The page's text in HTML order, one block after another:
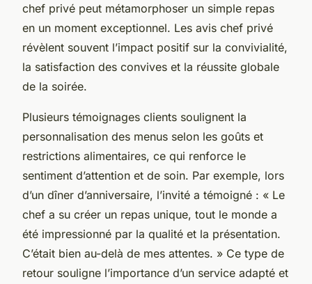
chef privé peut métamorphoser un simple repas
en un moment exceptionnel. Les avis chef privé
révèlent souvent l’impact positif sur la convivialité,
la satisfaction des convives et la réussite globale
de la soirée.
Plusieurs témoignages clients soulignent la
personnalisation des menus selon les goûts et
restrictions alimentaires, ce qui renforce le
sentiment d’attention et de soin. Par exemple, lors
d’un dîner d’anniversaire, l’invité a témoigné : « Le
chef a su créer un repas unique, tout le monde a
été impressionné par la qualité et la présentation.
C’était bien au-delà de mes attentes. » Ce type de
retour souligne l’importance d’un service adapté et